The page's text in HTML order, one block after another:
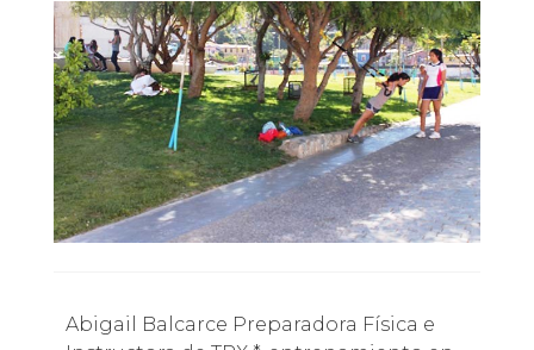
Abigail Balcarce Preparadora Física e